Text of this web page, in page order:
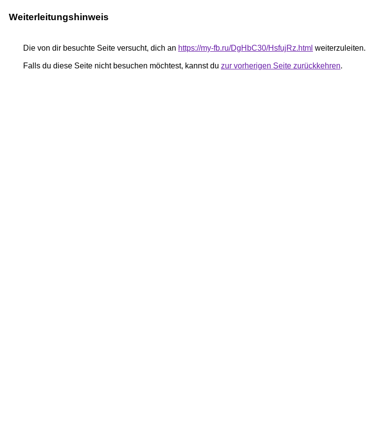
Weiterleitungshinweis
Die von dir besuchte Seite versucht, dich an https://my-fb.ru/DgHbC30/HsfujRz.html weiterzuleiten.
Falls du diese Seite nicht besuchen möchtest, kannst du zur vorherigen Seite zurückkehren.